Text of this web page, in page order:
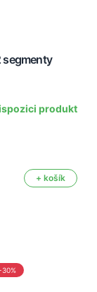
segmenty
produkt
+ košík
30%